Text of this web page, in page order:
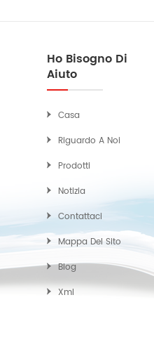
Ho Bisogno Di
Aiuto
Casa
Riguardo A Noi
Prodotti
Notizia
Contattaci
Mappa Del Sito
Blog
Xml